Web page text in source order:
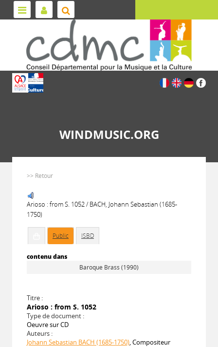
WINDMUSIC.ORG
>> Retour
Arioso : from S. 1052 / BACH, Johann Sebastian (1685-
1750)
Public ISBD
contenu dans
Baroque Brass (1990)
Titre :
Arioso : from S. 1052
Type de document :
Oeuvre sur CD
Auteurs :
Johann Sebastian BACH (1685-1750), Compositeur